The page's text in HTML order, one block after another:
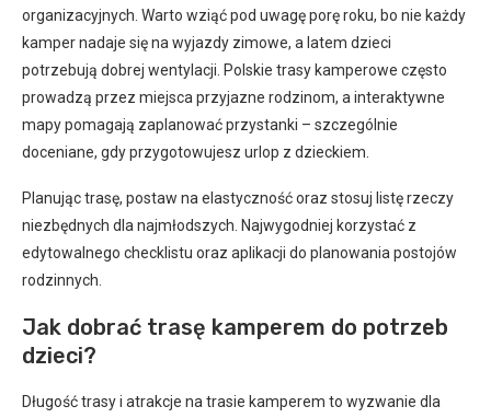
organizacyjnych. Warto wziąć pod uwagę porę roku, bo nie każdy
kamper nadaje się na wyjazdy zimowe, a latem dzieci
potrzebują dobrej wentylacji. Polskie trasy kamperowe często
prowadzą przez miejsca przyjazne rodzinom, a interaktywne
mapy pomagają zaplanować przystanki – szczególnie
doceniane, gdy przygotowujesz urlop z dzieckiem.
Planując trasę, postaw na elastyczność oraz stosuj listę rzeczy
niezbędnych dla najmłodszych. Najwygodniej korzystać z
edytowalnego checklistu oraz aplikacji do planowania postojów
rodzinnych.
Jak dobrać trasę kamperem do potrzeb
dzieci?
Długość trasy i atrakcje na trasie kamperem to wyzwanie dla